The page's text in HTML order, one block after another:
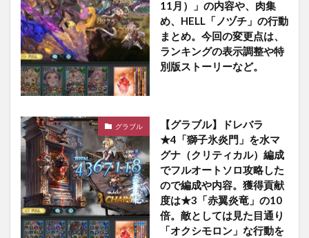
11月）」の内容や、肉集
め、HELL「ノヅチ」の行動
まとめ。今回の変更点は、
ランキングの表示調整や特
別版ストーリーなど。
グラブル
【グラブル】ドレバラ
★4「獅子氷炎門」を水マ
グナ（クリティカル）編成
でフルオートソロ攻略した
ので編成や内容。獲得貢献
度は★3「赤翼炎竜」の10
倍。敵としては見た目通り
「オクシモロン」な行動を